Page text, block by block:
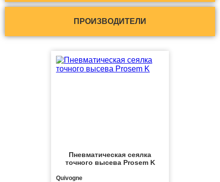
ПРОИЗВОДИТЕЛИ
Пневматическая сеялка
точного высева Prosem K
Quivogne